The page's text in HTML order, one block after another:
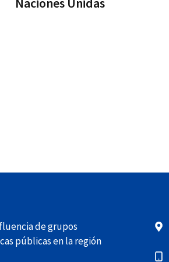
de grupos
públicas en la región